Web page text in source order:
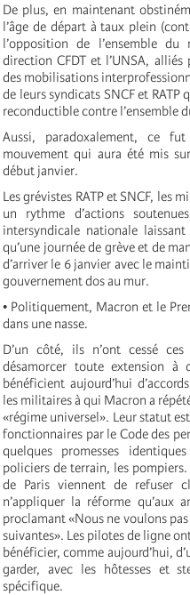
De plus, en maintenant
l’âge de départ à taux plein
l’opposition de l’ensemble
direction CFDT et l’UNSA,
des mobilisations
de leurs syndicats SNCF et
reconductible contre l’ensemble
Aussi, paradoxalement, ce
mouvement qui aura été mis
début janvier.
Les grévistes RATP et SNCF, les
un rythme d’actions
intersyndicale nationale
qu’une journée de grève et de
d’arriver le 6 janvier avec le
gouvernement dos au mur.
• Politiquement, Macron et le
dans une nasse.
D’un côté, ils n’ont cessé
désamorcer toute extension à
bénéficient aujourd’hui
les militaires à qui Macron a
«régime universel». Leur statut
fonctionnaires par le Code des
quelques promesses
policiers de terrain, les pompiers.
de Paris viennent de refuser
n’appliquer la réforme qu’aux
proclamant «Nous ne voulons
suivantes». Les pilotes de ligne
bénéficier, comme aujourd’hui,
garder, avec les hôtesses et
spécifique.